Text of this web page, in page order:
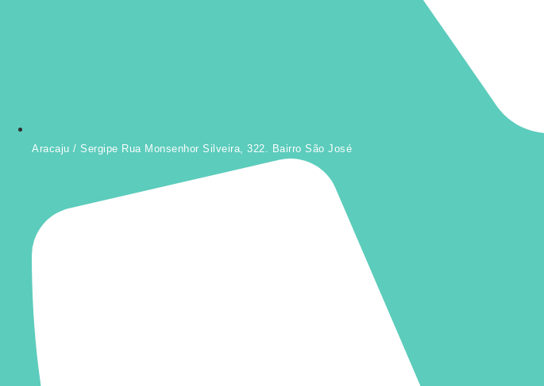
Aracaju / Sergipe Rua Monsenhor Silveira, 322. Bairro São José